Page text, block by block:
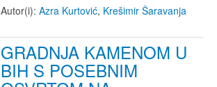
Autor(i): Azra Kurtović, Krešimir Šaravanja
GRADNJA KAMENOM U
BIH S POSEBNIM